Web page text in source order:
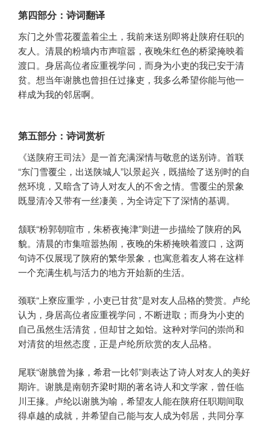
第四部分：诗词翻译
东门之外雪花覆盖着尘土，我前来送别即将赴陕府任职的
友人。清晨的粉墙内市声喧嚣，夜晚朱红色的桥梁掩映着
渡口。身居高位者应重视学问，而身为小吏的我已安于清
贫。想当年谢脁也曾担任过掾吏，我多么希望你能与他一
样成为我的邻居啊。
第五部分：诗词赏析
《送陕府王司法》是一首充满深情与敬意的送别诗。首联
“东门雪覆尘，出送陕城人”以景起兴，既描绘了送别时的自
然环境，又暗含了诗人对友人的不舍之情。雪覆尘的景象
既显清冷又带有一丝凄美，为全诗定下了深情的基调。
颔联“粉郭朝喧市，朱桥夜掩津”则进一步描绘了陕府的风
貌。清晨的市集喧嚣热闹，夜晚的朱桥掩映着渡口，这两
句诗不仅展现了陕府的繁华景象，也寓意着友人将在这样
一个充满生机与活力的地方开始新的生活。
颈联“上寮应重学，小吏已甘贫”是对友人品格的赞赏。卢纶
认为，身居高位者应重视学问，不断进取；而身为小吏的
自己虽然生活清贫，但却甘之如饴。这种对学问的崇尚和
对清贫的坦然态度，正是卢纶所欣赏的友人品格。
尾联“谢脁曾为掾，希君一比邻”则表达了诗人对友人的美好
期许。谢脁是南朝齐梁时期的著名诗人和文学家，曾任临
川王掾。卢纶以谢脁为喻，希望友人能在陕府任职期间取
得卓越的成就，并希望自己能与友人成为邻居，共同分享